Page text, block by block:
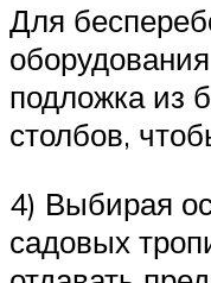
Для
подложка из
столбов,
4) Выбирая
садовых